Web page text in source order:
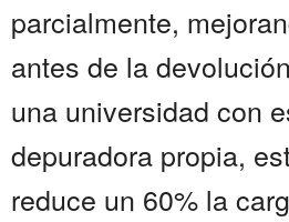
parcialmente,
antes de la
una universidad con
depuradora propia,
reduce un 60% la